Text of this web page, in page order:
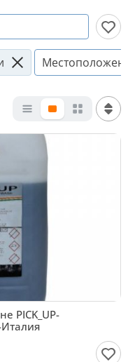
PICK_UP-
Италия